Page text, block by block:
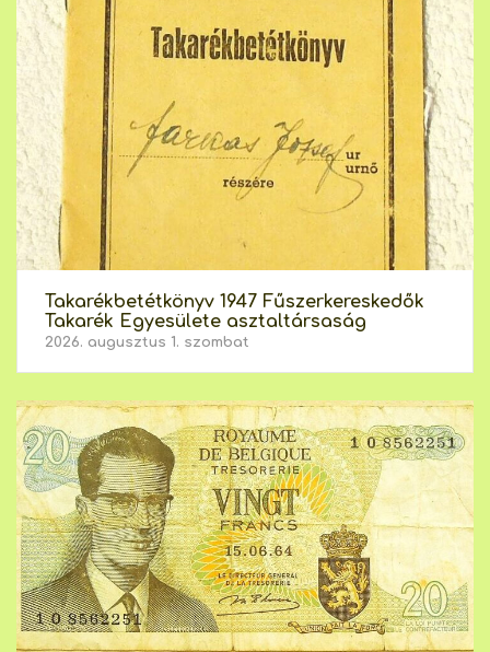
Takarékbetétkönyv 1947 Fűszerkereskedők
Takarék Egyesülete asztaltársaság
2026. augusztus 1. szombat